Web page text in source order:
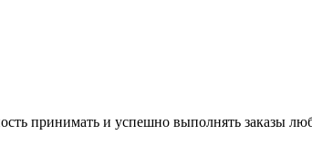
принимать и успешно выполнять заказы